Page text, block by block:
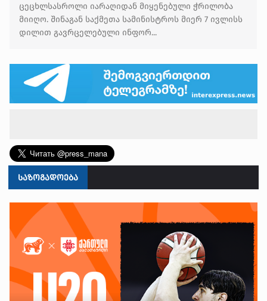
ცეცხლსასროლი იარაღიდან მიყენებული ჭრილობა
მიიღო. შინაგან საქმეთა სამინისტროს მიერ 7 ივლისს
დილით გავრცელებული ინფორ...
ᲡᲐᲖᲝᲒᲐᲓᲝᲔᲑᲐ